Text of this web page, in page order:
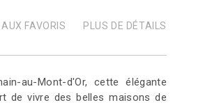
au-Mont-d'Or, cette élégante
de vivre des belles maisons de
FAVORIS PLUS DE DÉTAILS